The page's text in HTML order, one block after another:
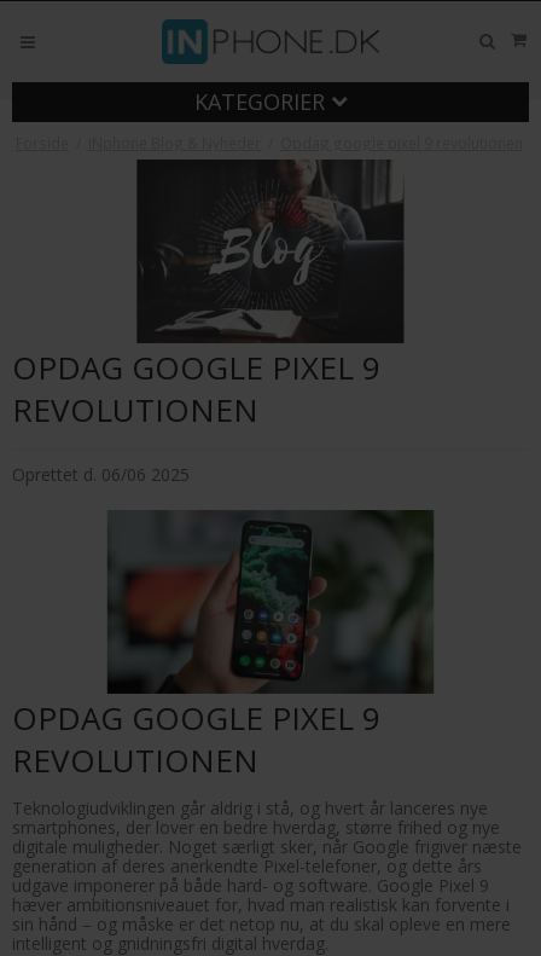
KATEGORIER
OPDAG GOOGLE PIXEL 9
REVOLUTIONEN
Oprettet d. 06/06 2025
OPDAG GOOGLE PIXEL 9
REVOLUTIONEN
Teknologiudviklingen går aldrig i stå, og hvert år lanceres nye
smartphones, der lover en bedre hverdag, større frihed og nye
digitale muligheder. Noget særligt sker, når Google frigiver næste
generation af deres anerkendte Pixel-telefoner, og dette års
udgave imponerer på både hard- og software. Google Pixel 9
hæver ambitionsniveauet for, hvad man realistisk kan forvente i
sin hånd – og måske er det netop nu, at du skal opleve en mere
intelligent og gnidningsfri digital hverdag.